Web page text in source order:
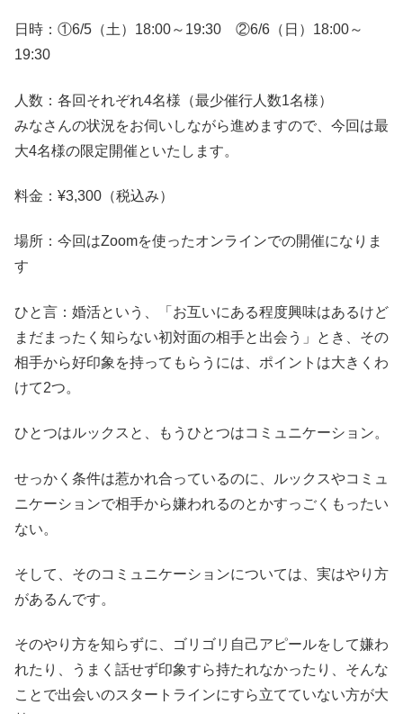
日時：①6/5（土）18:00～19:30 ②6/6（日）18:00～
19:30
人数：各回それぞれ4名様（最少催行人数1名様）
みなさんの状況をお伺いしながら進めますので、今回は最
大4名様の限定開催といたします。
料金：¥3,300（税込み）
場所：今回はZoomを使ったオンラインでの開催になりま
す
ひと言：婚活という、「お互いにある程度興味はあるけど
まだまったく知らない初対面の相手と出会う」とき、その
相手から好印象を持ってもらうには、ポイントは大きくわ
けて2つ。
ひとつはルックスと、もうひとつはコミュニケーション。
せっかく条件は惹かれ合っているのに、ルックスやコミュ
ニケーションで相手から嫌われるのとかすっごくもったい
ない。
そして、そのコミュニケーションについては、実はやり方
があるんです。
そのやり方を知らずに、ゴリゴリ自己アピールをして嫌わ
れたり、うまく話せず印象すら持たれなかったり、そんな
ことで出会いのスタートラインにすら立てていない方が大